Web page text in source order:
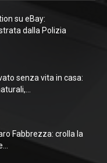
su eBay:
dalla Polizia
senza vita in casa:
Fabbrezza: crolla la